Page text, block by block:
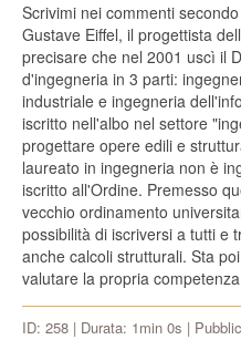
Scrivimi nei commenti
Gustave Eiffel, il progettista
precisare che nel 2001 uscì il
d'ingegneria in 3 parti:
industriale e ingegneria
iscritto nell'albo nel settore
progettare opere edili e
laureato in ingegneria non è
iscritto all'Ordine. Premesso
vecchio ordinamento
possibilità di iscriversi a tutti e
anche calcoli strutturali. Sta
valutare la propria
ID: 258 | Durata: 1min 0s |